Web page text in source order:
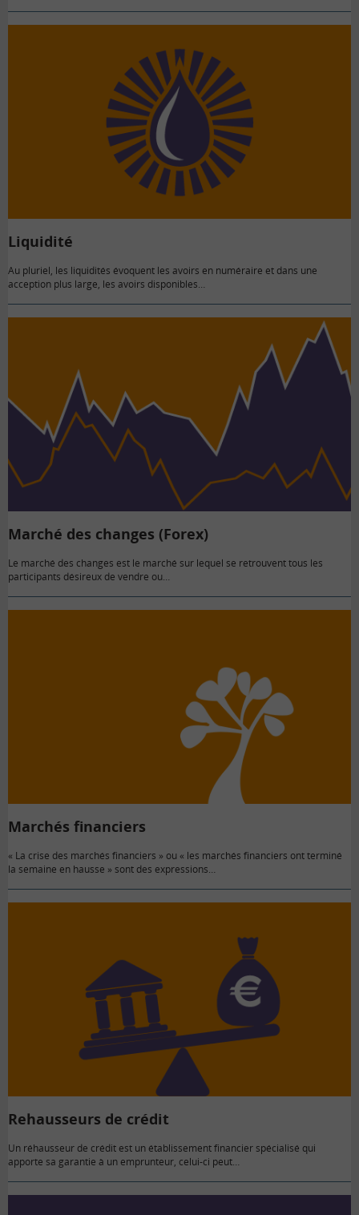
Liquidité
Au pluriel, les liquidités évoquent les avoirs en numéraire et dans une
acception plus large, les avoirs disponibles…
Marché des changes (Forex)
Le marché des changes est le marché sur lequel se retrouvent tous les
participants désireux de vendre ou…
Marchés financiers
« La crise des marchés financiers » ou « les marchés financiers ont terminé
la semaine en hausse » sont des expressions…
Rehausseurs de crédit
Un réhausseur de crédit est un établissement financier spécialisé qui
apporte sa garantie à un emprunteur, celui-ci peut…